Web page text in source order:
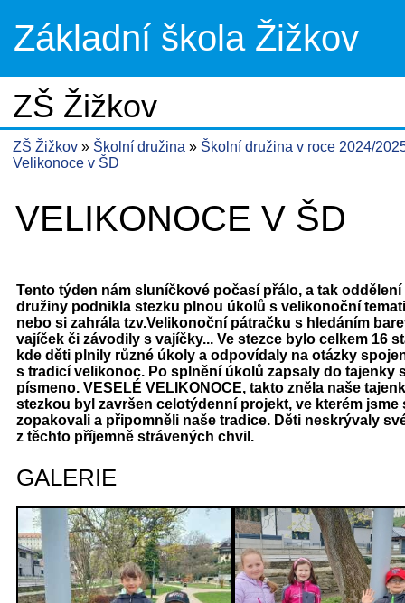
Základní škola Žižkov
ZŠ Žižkov
ZŠ Žižkov Školní družina
Školní družina v roce 2024/
Velikonoce v ŠD
VELIKONOCE V ŠD
Tento týden nám sluníčkové počasí přálo, a tak
družiny podnikla stezku plnou úkolů s velikonoční
nebo si zahrála tzv.Velikonoční pátračku s hledáním
vajíček či závodily s vajíčky... Ve stezce bylo celkem 16
kde děti plnily různé úkoly a odpovídaly na otázky
s tradicí velikonoc. Po splnění úkolů zapsaly do tajenky
písmeno. VESELÉ VELIKONOCE, takto zněla naše
stezkou byl završen celotýdenní projekt, ve kterém jsme
zopakovali a připomněli naše tradice. Děti neskrývaly
z těchto příjemně strávených chvil.
GALERIE